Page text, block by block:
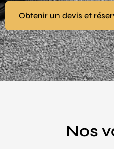
Obtenir un devis et
Nos